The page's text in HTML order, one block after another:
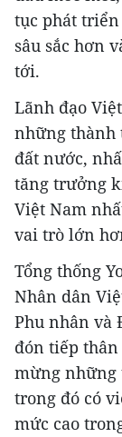
tục phát
sâu sắc hơn
tới.
Lãnh đạo
những thành
đất nước,
tăng trưởng
Việt Nam
vai trò lớn
Tổng thống
Nhân dân
Phu nhân và
đón tiếp
mừng những
trong đó có
mức cao